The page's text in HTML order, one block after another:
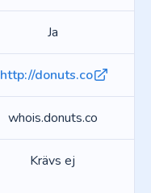
Ja
http://donuts.co
whois.donuts.co
Krävs ej